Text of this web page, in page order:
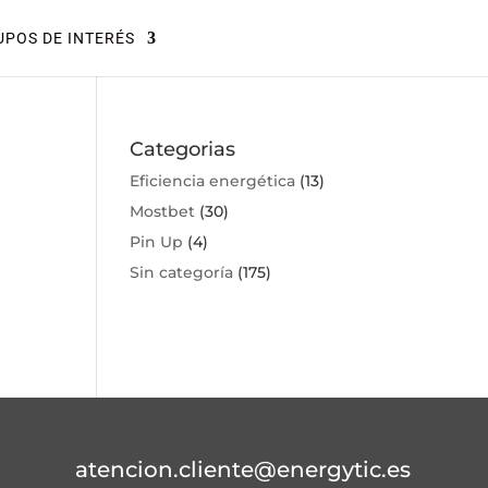
DE INTERÉS
Categorias
Eficiencia energética (13)
Mostbet (30)
Pin Up (4)
Sin categoría (175)
atencion.cliente@energytic.es